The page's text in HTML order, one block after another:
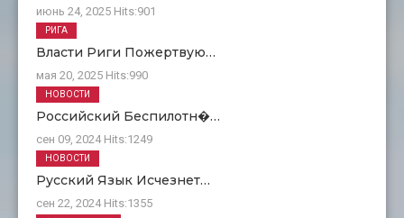
июнь 24, 2025 Hits:901
Власти Риги Пожертвую…
мая 20, 2025 Hits:990
РИГА
Российский Беспилотн�…
сен 09, 2024 Hits:1249
НОВОСТИ
Русский Язык Исчезнет…
сен 22, 2024 Hits:1355
НОВОСТИ